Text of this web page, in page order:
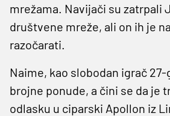
mrežama. Navijači su zatrpali
društvene mreže, ali on ih je
razočarati.
Naime, kao slobodan igrač
brojne ponude, a čini se da je
odlasku u ciparski Apollon iz